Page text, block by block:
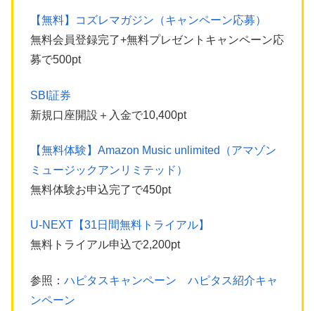
【無料】コズレマガジン（キャンペーン応募）
無料会員登録完了+無料プレゼントキャンペーン応
募で500pt
SBI証券
新規口座開設＋入金で10,400pt
【無料体験】Amazon Music unlimited（アマゾン
ミュージックアンリミテッド）
無料体験お申込完了で450pt
U-NEXT【31日間無料トライアル】
無料トライアル申込で2,200pt
参照： ハピタスキャンペーン ハピタス紹介キャ
ンペーン